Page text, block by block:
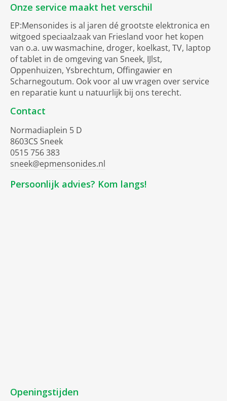
Onze service maakt het verschil
EP:Mensonides is al jaren dé grootste elektronica en
witgoed speciaalzaak van Friesland voor het kopen
van o.a. uw wasmachine, droger, koelkast, TV, laptop
of tablet in de omgeving van Sneek, IJlst,
Oppenhuizen, Ysbrechtum, Offingawier en
Scharnegoutum. Ook voor al uw vragen over service
en reparatie kunt u natuurlijk bij ons terecht.
Contact
Normadiaplein 5 D
8603CS Sneek
0515 756 383
sneek@epmensonides.nl
Persoonlijk advies? Kom langs!
Openingstijden